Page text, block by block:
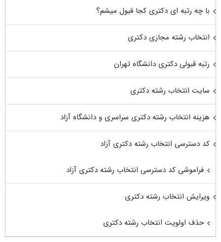
با چه رتبه ای دکتری کجا قبول میشم؟
انتخاب رشته مجازی دکتری
رتبه قبولی دکتری دانشگاه تهران
سایت انتخاب رشته دکتری
هزینه انتخاب رشته دکتری سراسری و دانشگاه آزاد
کد دسترسی انتخاب رشته دکتری آزاد
فراموشی کد دسترسی انتخاب رشته دکتری آزاد
ویرایش انتخاب رشته دکتری
حذف اولویت انتخاب رشته دکتری